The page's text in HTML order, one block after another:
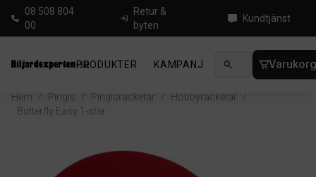
08 508 804
00
Retur &
byten
Kundtjänst
PRODUKTER KAMPANJ NYHETER
Hem / Pingis / Pingisracketar / Hobbyracketar
/
Butterfly Easy 1-star